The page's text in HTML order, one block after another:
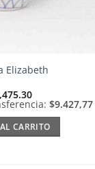
Elizabeth
$9.427,77
CARRITO